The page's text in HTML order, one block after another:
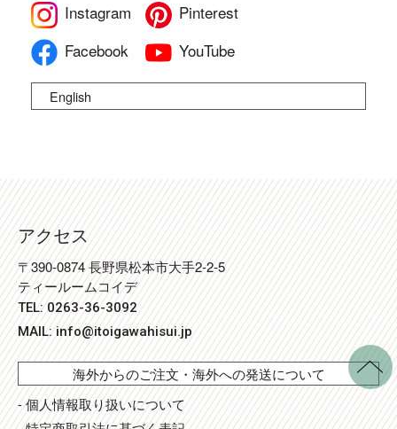
Instagram
Pinterest
Facebook
YouTube
English
アクセス
〒390-0874 長野県松本市大手2-2-5
ティールームコイデ
TEL: 0263-36-3092
MAIL:info@itoigawahisui.jp
海外からのご注文・海外への発送について
- 個人情報取り扱いについて